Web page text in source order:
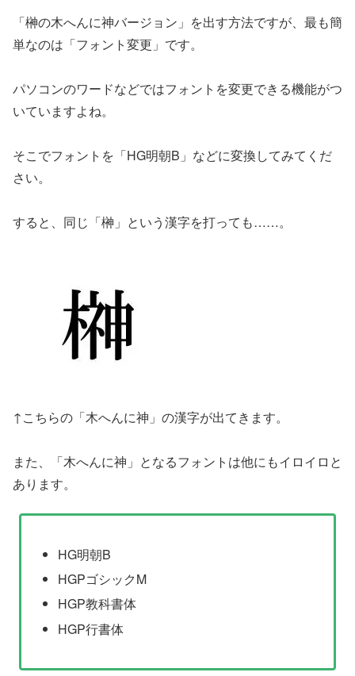
「榊の木へんに神バージョン」を出す方法ですが、最も簡
単なのは「フォント変更」です。
パソコンのワードなどではフォントを変更できる機能がつ
いていますよね。
そこでフォントを「HG明朝B」などに変換してみてくだ
さい。
すると、同じ「榊」という漢字を打っても……。
↑こちらの「木へんに神」の漢字が出てきます。
また、「木へんに神」となるフォントは他にもイロイロと
あります。
HG明朝B
HGPゴシックM
HGP教科書体
HGP行書体